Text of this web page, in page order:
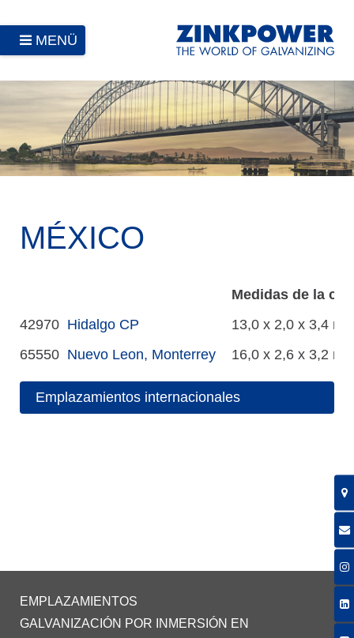
MENÜ
MÉXICO
Medidas de la
42970 Hidalgo CP
13,0 x 2,0 x 3,4 m
65550 Nuevo Leon, Monterrey 16,0 x 2,6 x 3,2 m
Emplazamientos internacionales
EMPLAZAMIENTOS
GALVANIZACIÓN POR INMERSIÓN EN